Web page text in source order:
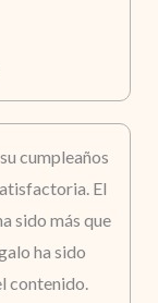
cumpleaños
El
sido más que
ha sido
contenido.